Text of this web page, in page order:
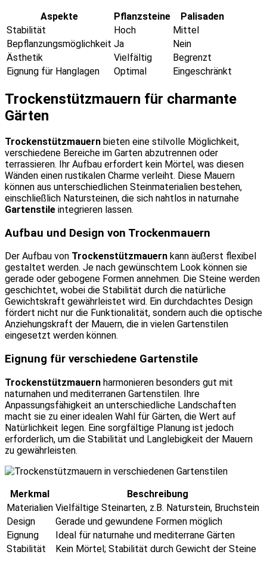
Aspekte
Pflanzsteine
Palisaden
Stabilität
Hoch
Mittel
Bepflanzungsmöglichkeit Ja
Nein
Ästhetik
Vielfältig
Begrenzt
Eignung für Hanglagen
Optimal Eingeschränkt
Trockenstützmauern für charmante
Gärten
Trockenstützmauern bieten eine stilvolle Möglichkeit,
verschiedene Bereiche im Garten abzutrennen oder
terrassieren. Ihr Aufbau erfordert kein Mörtel, was diesen
Wänden einen rustikalen Charme verleiht. Diese Mauern
können aus unterschiedlichen Steinmaterialien bestehen,
einschließlich Natursteinen, die sich nahtlos in naturnahe
Gartenstile integrieren lassen.
Aufbau und Design von Trockenmauern
Der Aufbau von Trockenstützmauern kann äußerst flexibel
gestaltet werden. Je nach gewünschtem Look können sie
gerade oder gebogene Formen annehmen. Die Steine werden
geschichtet, wobei die Stabilität durch die natürliche
Gewichtskraft gewährleistet wird. Ein durchdachtes Design
fördert nicht nur die Funktionalität, sondern auch die optische
Anziehungskraft der Mauern, die in vielen Gartenstilen
eingesetzt werden können.
Eignung für verschiedene Gartenstile
Trockenstützmauern harmonieren besonders gut mit
naturnahen und mediterranen Gartenstilen. Ihre
Anpassungsfähigkeit an unterschiedliche Landschaften
macht sie zu einer idealen Wahl für Gärten, die Wert auf
Natürlichkeit legen. Eine sorgfältige Planung ist jedoch
erforderlich, um die Stabilität und Langlebigkeit der Mauern
zu gewährleisten.
Merkmal
Beschreibung
Materialien Vielfältige Steinarten, z.B. Naturstein, Bruchstein
Design
Gerade und gewundene Formen möglich
Eignung
Ideal für naturnahe und mediterrane Gärten
Stabilität
Kein Mörtel; Stabilität durch Gewicht der Steine